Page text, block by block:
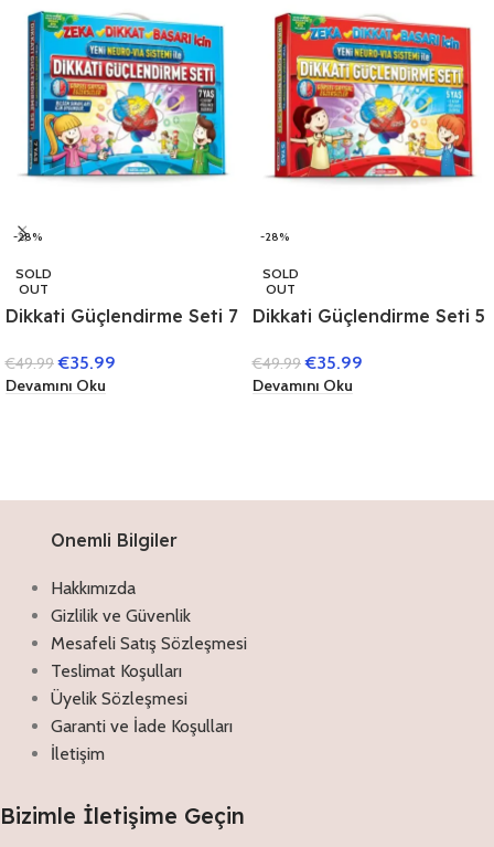
-28%
SOLD
OUT
Dikkati Güçlendirme Seti 7
€49.99 €35.99
Devamını Oku
-28%
SOLD
OUT
Dikkati Güçlendirme Seti 5
€49.99 €35.99
Devamını Oku
Onemli Bilgiler
Hakkımızda
Gizlilik ve Güvenlik
Mesafeli Satış Sözleşmesi
Teslimat Koşulları
Üyelik Sözleşmesi
Garanti ve İade Koşulları
İletişim
Bizimle İletişime Geçin